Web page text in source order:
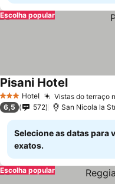
Escolha popular
3 EstrelasHotel Vistas do terraço
Pisani Hotel
6,5 572 San Nicola la
Selecione as datas para
exatos.
Escolha popular